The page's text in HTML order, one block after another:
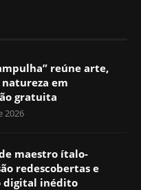
reúne arte,
em
gratuita
2026
maestro ítalo-
redescobertas e
digital inédito